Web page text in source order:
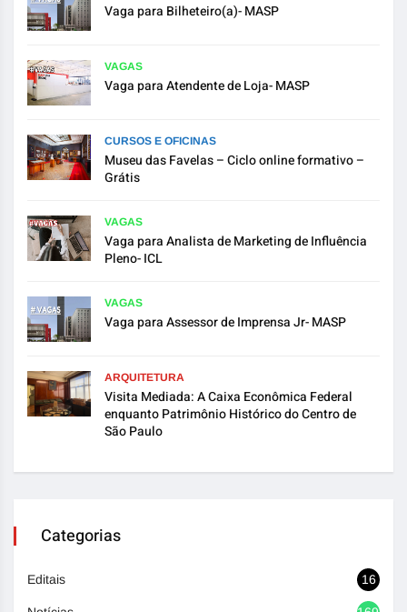
Vaga para Bilheteiro(a)- MASP
VAGAS
Vaga para Atendente de Loja- MASP
CURSOS E OFICINAS
Museu das Favelas – Ciclo online formativo –
Grátis
VAGAS
Vaga para Analista de Marketing de Influência
Pleno- ICL
VAGAS
Vaga para Assessor de Imprensa Jr- MASP
ARQUITETURA
Visita Mediada: A Caixa Econômica Federal
enquanto Patrimônio Histórico do Centro de
São Paulo
Categorias
Editais 16